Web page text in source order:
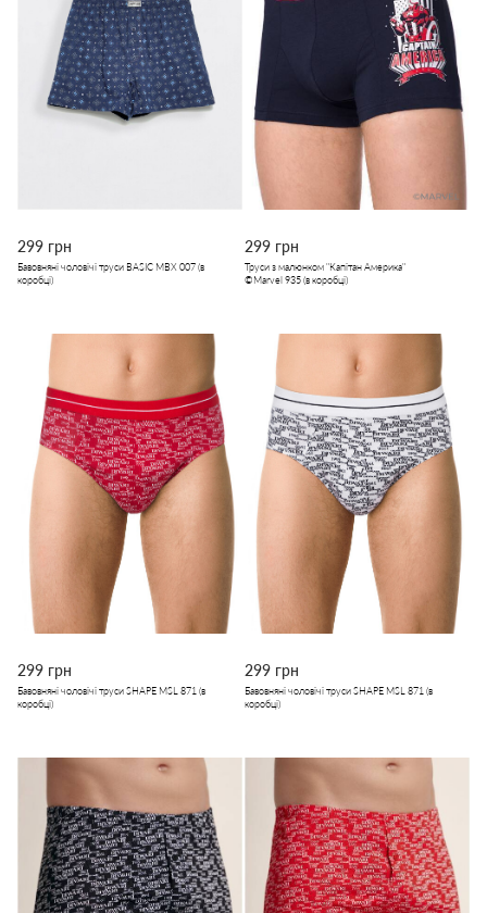
299 грн
Бавовняні чоловічі труси BASIC MBX 007 (в
коробці)
299 грн
Труси з малюнком "Капітан Америка"
©Marvel 935 (в коробці)
299 грн
Бавовняні чоловічі труси SHAPE MSL 871 (в
коробці)
299 грн
Бавовняні чоловічі труси SHAPE MSL 871 (в
коробці)